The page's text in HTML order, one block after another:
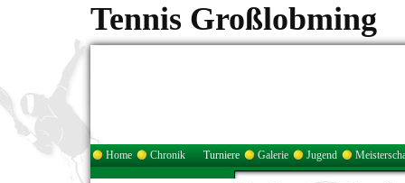
Tennis Großlobming
Home Chronik Turniere Galerie Jugend